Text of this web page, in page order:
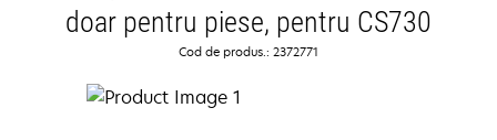
doar pentru piese, pentru CS730
Cod de produs.: 2372771